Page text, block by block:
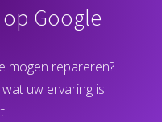
Google
mogen repareren?
uw ervaring is